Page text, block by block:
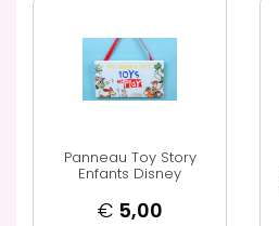
Panneau Toy Story
Enfants Disney
€ 5,00